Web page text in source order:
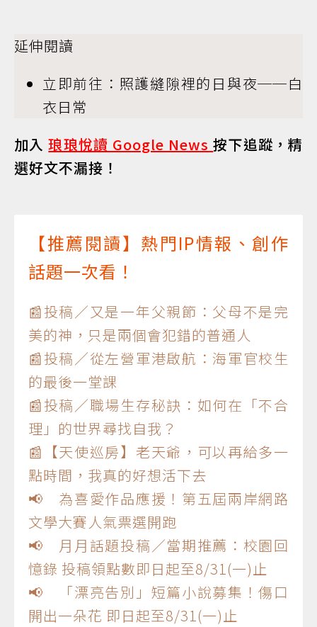
延伸閱讀
立即前往：照護縫隙裡的日與夜──白
衣日常
加入琅琅悅讀 Google News按下追蹤，精
選好文不漏接！
【推薦閱讀】熱門IP情報、創作
話題一次看！
📰投稿／又是一年父親節：父母不是完
美的神，只是兩個會犯錯的普通人
📰投稿／從左營軍港啟航：海軍官校生
的最後一堂課
📰投稿／職場生存秘訣：如何在「不合
理」的世界尋找自我？
📰【天使巡房】老天爺，可以再給多一
點時間，我真的好想活下去
📢 為喜愛作品應援！第五屆兩岸網路
文學大賽人氣票選開跑
📢 月月話題投稿／當期推薦：校園回
憶錄 投稿領點數即日起至8/31(一)止
📢 「漂亮告別」短篇小說募集！傷口
開出一朵花 即日起至8/31(一)止